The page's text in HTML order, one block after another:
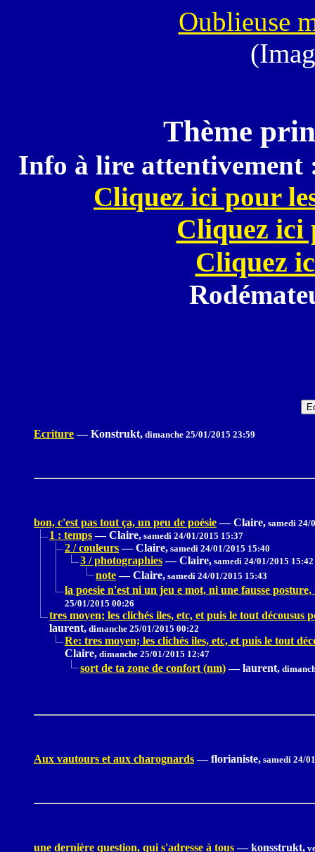
Oublieuse
Thème
Info à lire attentivement
Cliquez ici pour
Cliquez ici
Cliquez
Ecriture — Konstrukt, dimanche 25/01/2015 23:59
bon, c'est pas tout ça, un peu de poésie — Claire, samedi 24/
1 : temps — Claire, samedi 24/01/2015 15:37
2 / couleurs — Claire, samedi 24/01/2015 15:40
3 / photographies — Claire, samedi 24/01/2015 15:42
note — Claire, samedi 24/01/2015 15:43
la poesie n'est ni un jeu e mot, ni une fausse
25/01/2015 00:26
tres moyen; les clichés iles, etc, et puis le tout
laurent, dimanche 25/01/2015 00:22
Re: tres moyen; les clichés iles, etc, et puis le tout
Claire, dimanche 25/01/2015 12:47
sort de ta zone de confort (nm) — laurent,
Aux vautours et aux charognards — florianiste, samedi 24/
une dernière question, qui s'adresse à tous — konsstrukt,